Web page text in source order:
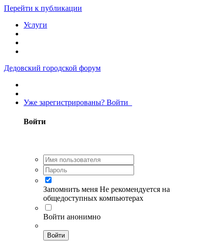
Перейти к публикации
Услуги
Дедовский городской форум
Уже зарегистрированы? Войти
Войти
Запомнить меня Не рекомендуется на
общедоступных компьютерах
Войти анонимно
Войти